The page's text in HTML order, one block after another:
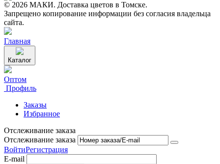
© 2026 МАКИ. Доставка цветов в Томске.
Запрещено копирование информации без согласия владельца
сайта.
Главная
Каталог
Оптом
Профиль
Заказы
Избранное
Отслеживание заказа
Отслеживание заказа
ВойтиРегистрация
E-mail